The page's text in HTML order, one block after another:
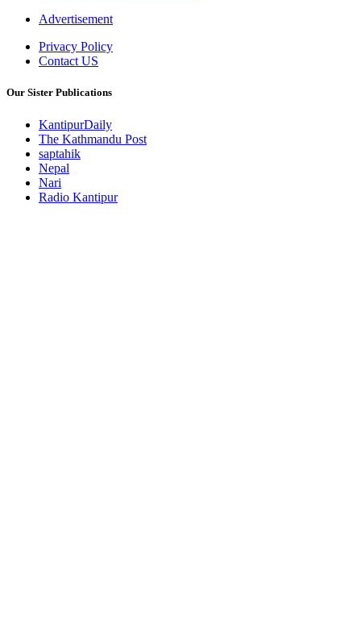
Advertisement
Privacy Policy
Contact US
Our Sister Publications
KantipurDaily
The Kathmandu Post
saptahik
Nepal
Nari
Radio Kantipur